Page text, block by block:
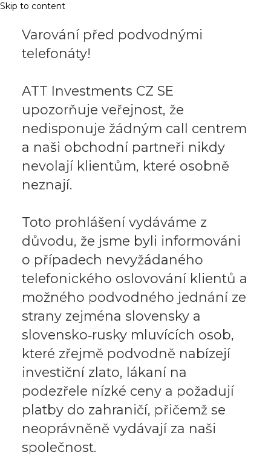
Skip to content
Varování před podvodnými
telefonáty!
ATT Investments CZ SE
upozorňuje veřejnost, že
nedisponuje žádným call centrem
a naši obchodní partneři nikdy
nevolají klientům, které osobně
neznají.
Toto prohlášení vydáváme z
důvodu, že jsme byli informováni
o případech nevyžádaného
telefonického oslovování klientů a
možného podvodného jednání ze
strany zejména slovensky a
slovensko‑rusky mluvících osob,
které zřejmě podvodně nabízejí
investiční zlato, lákaní na
podezřele nízké ceny a požadují
platby do zahraničí, přičemž se
neoprávněně vydávají za naši
společnost.